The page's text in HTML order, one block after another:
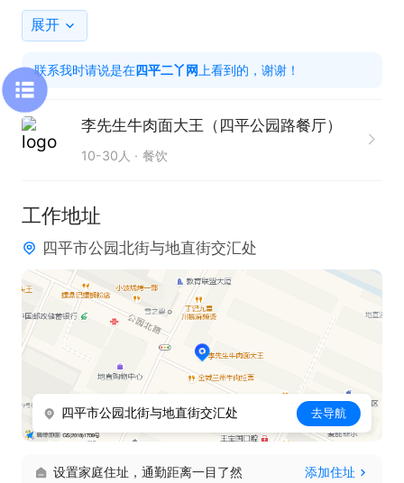
欢迎求职者咨询或电话联系
联系我时，请说是在“四平二丫网”看的信息，谢谢
展开
联系我时请说是在四平二丫网 上看到的，谢谢！
李先生牛肉面大王（四平公园路餐厅）
10-30人 餐饮
工作地址
四平市公园北街与地直街交汇处
四平市公园北街与地直街交汇处 去导航
设置家庭住址，通勤距离一目了然 添加住址